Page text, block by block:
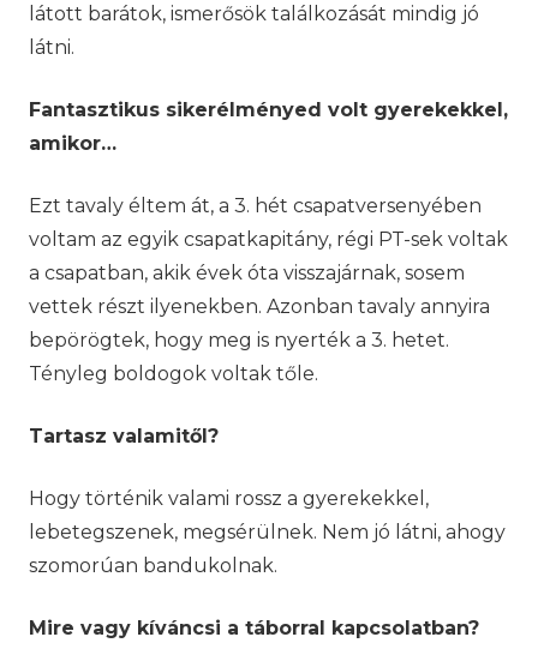
látott barátok, ismerősök találkozását mindig jó
látni.
Fantasztikus sikerélményed volt gyerekekkel,
amikor…
Ezt tavaly éltem át, a 3. hét csapatversenyében
voltam az egyik csapatkapitány, régi PT-sek voltak
a csapatban, akik évek óta visszajárnak, sosem
vettek részt ilyenekben. Azonban tavaly annyira
bepörögtek, hogy meg is nyerték a 3. hetet.
Tényleg boldogok voltak tőle.
Tartasz valamitől?
Hogy történik valami rossz a gyerekekkel,
lebetegszenek, megsérülnek. Nem jó látni, ahogy
szomorúan bandukolnak.
Mire vagy kíváncsi a táborral kapcsolatban?